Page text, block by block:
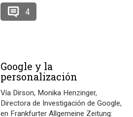
4
Google y la
personalización
Vía Dirson, Monika Henzinger,
Directora de Investigación de Google,
en Frankfurter Allgemeine Zeitung: